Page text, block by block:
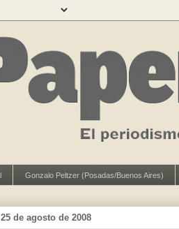
Gonzalo Peltzer (Posadas/Buenos Aires)
de agosto de 2008